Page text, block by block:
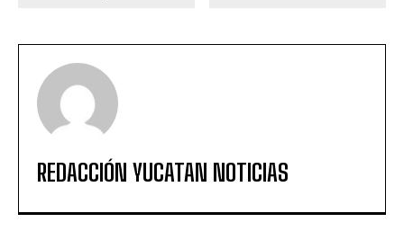
REDACCIÓN YUCATAN NOTICIAS